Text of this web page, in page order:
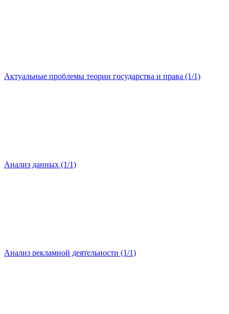
Актуальные проблемы теории государства и права (1/1)
Анализ данных (1/1)
Анализ рекламной деятельности (1/1)